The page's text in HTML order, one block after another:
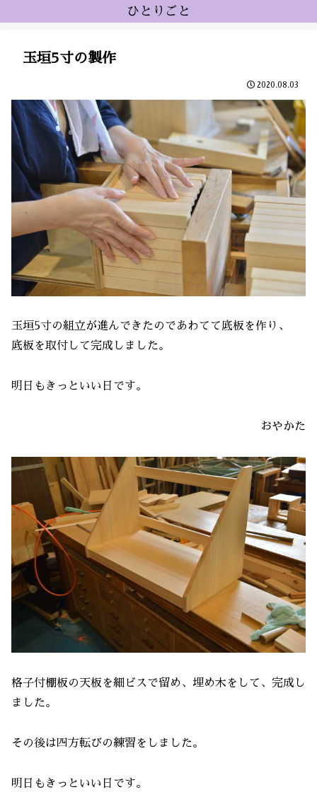
ひとりごと
玉垣5寸の製作
2020.08.03
玉垣5寸の組立が進んできたのであわてて底板を作り、
底板を取付して完成しました。
明日もきっといい日です。
おやかた
格子付棚板の天板を細ビスで留め、埋め木をして、完成し
ました。
その後は四方転びの練習をしました。
明日もきっといい日です。